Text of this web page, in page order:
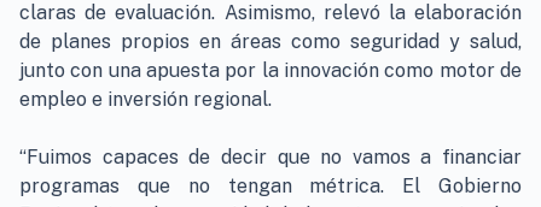
claras de evaluación. Asimismo, relevó la elaboración
de planes propios en áreas como seguridad y salud,
junto con una apuesta por la innovación como motor de
empleo e inversión regional.
“Fuimos capaces de decir que no vamos a financiar
programas que no tengan métrica. El Gobierno